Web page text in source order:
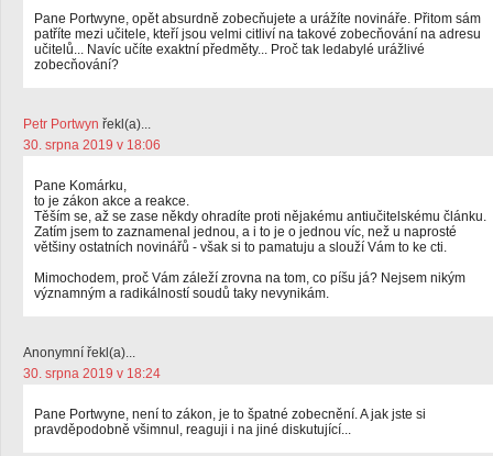
Pane Portwyne, opět absurdně zobecňujete a urážíte novináře. Přitom sám
patříte mezi učitele, kteří jsou velmi citliví na takové zobecňování na adresu
učitelů... Navíc učíte exaktní předměty... Proč tak ledabylé urážlivé
zobecňování?
Petr Portwyn řekl(a)...
30. srpna 2019 v 18:06
Pane Komárku,
to je zákon akce a reakce.
Těším se, až se zase někdy ohradíte proti nějakému antiučitelskému článku.
Zatím jsem to zaznamenal jednou, a i to je o jednou víc, než u naprosté
většiny ostatních novinářů - však si to pamatuju a slouží Vám to ke cti.
Mimochodem, proč Vám záleží zrovna na tom, co píšu já? Nejsem nikým
významným a radikálností soudů taky nevynikám.
Anonymní řekl(a)...
30. srpna 2019 v 18:24
Pane Portwyne, není to zákon, je to špatné zobecnění. A jak jste si
pravděpodobně všimnul, reaguji i na jiné diskutující...